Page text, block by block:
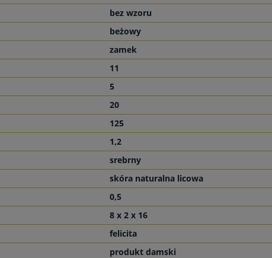
bez wzoru
beżowy
zamek
11
5
20
125
1,2
srebrny
skóra naturalna licowa
0,5
8 x 2 x 16
felicita
produkt damski